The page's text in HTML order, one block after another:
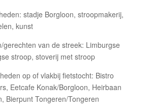
stadje Borgloon, stroopmakerij,
kunst
gerechten van de streek: Limburgse
stroop, stoverij met stroop
op of vlakbij fietstocht: Bistro
Eetcafe Konak/Borgloon, Heirbaan
Bierpunt Tongeren/Tongeren